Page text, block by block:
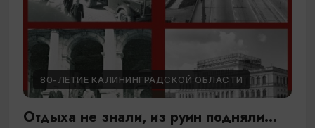
80-ЛЕТИЕ КАЛИНИНГРАДСКОЙ ОБЛАСТИ
Отдыха не знали, из руин подняли...